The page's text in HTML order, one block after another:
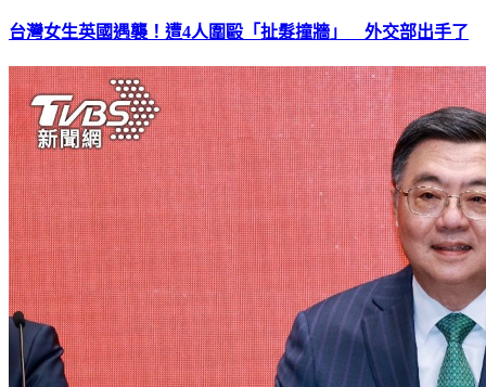
台灣女生英國遇襲！遭4人圍毆「扯髮撞牆」 外交部出手了